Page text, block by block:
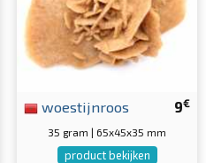
9€
woestijnroos
35 gram | 65x45x35 mm
product bekijken